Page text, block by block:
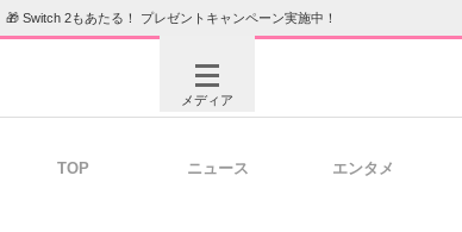
🎁 Switch 2もあたる！ プレゼントキャンペーン実施中！
メディア
TOP ニュース エンタメ